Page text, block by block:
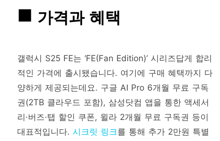
가격과 혜택
갤럭시 S25 FE는 ‘FE(Fan Edition)’ 시리즈답게 합리
적인 가격에 출시됐습니다. 여기에 구매 혜택까지 다
양하게 제공되는데요. 구글 AI Pro 6개월 무료 구독
권(2TB 클라우드 포함), 삼성닷컴 앱을 통한 액세서
리·버즈·탭 할인 쿠폰, 윌라 2개월 무료 구독권 등이
대표적입니다. 시크릿 링크를 통해 추가 2만원 특별